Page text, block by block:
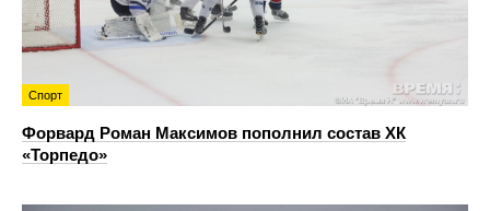
Спорт
Форвард Роман Максимов пополнил состав ХК
«Торпедо»